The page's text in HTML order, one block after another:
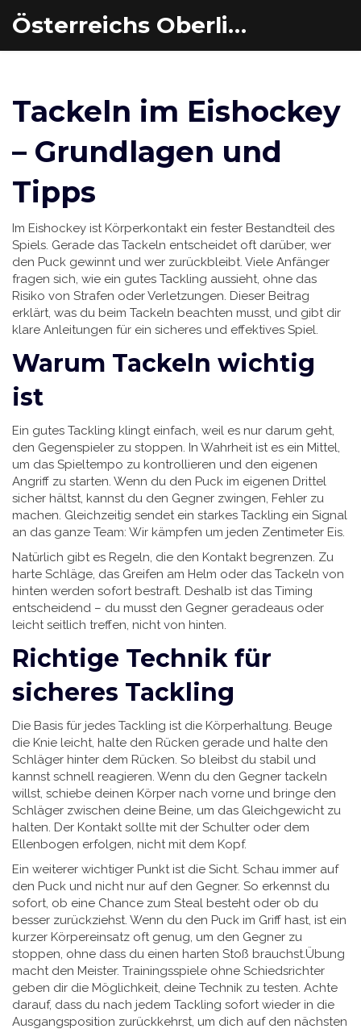
Österreichs Oberliga Eishockey
Tackeln im Eishockey
– Grundlagen und
Tipps
Im Eishockey ist Körperkontakt ein fester Bestandteil des
Spiels. Gerade das Tackeln entscheidet oft darüber, wer
den Puck gewinnt und wer zurückbleibt. Viele Anfänger
fragen sich, wie ein gutes Tackling aussieht, ohne das
Risiko von Strafen oder Verletzungen. Dieser Beitrag
erklärt, was du beim Tackeln beachten musst, und gibt dir
klare Anleitungen für ein sicheres und effektives Spiel.
Warum Tackeln wichtig
ist
Ein gutes Tackling klingt einfach, weil es nur darum geht,
den Gegenspieler zu stoppen. In Wahrheit ist es ein Mittel,
um das Spieltempo zu kontrollieren und den eigenen
Angriff zu starten. Wenn du den Puck im eigenen Drittel
sicher hältst, kannst du den Gegner zwingen, Fehler zu
machen. Gleichzeitig sendet ein starkes Tackling ein Signal
an das ganze Team: Wir kämpfen um jeden Zentimeter Eis.
Natürlich gibt es Regeln, die den Kontakt begrenzen. Zu
harte Schläge, das Greifen am Helm oder das Tackeln von
hinten werden sofort bestraft. Deshalb ist das Timing
entscheidend – du musst den Gegner geradeaus oder
leicht seitlich treffen, nicht von hinten.
Richtige Technik für
sicheres Tackling
Die Basis für jedes Tackling ist die Körperhaltung. Beuge
die Knie leicht, halte den Rücken gerade und halte den
Schläger hinter dem Rücken. So bleibst du stabil und
kannst schnell reagieren. Wenn du den Gegner tackeln
willst, schiebe deinen Körper nach vorne und bringe den
Schläger zwischen deine Beine, um das Gleichgewicht zu
halten. Der Kontakt sollte mit der Schulter oder dem
Ellenbogen erfolgen, nicht mit dem Kopf.
Ein weiterer wichtiger Punkt ist die Sicht. Schau immer auf
den Puck und nicht nur auf den Gegner. So erkennst du
sofort, ob eine Chance zum Steal besteht oder ob du
besser zurückziehst. Wenn du den Puck im Griff hast, ist ein
kurzer Körpereinsatz oft genug, um den Gegner zu
stoppen, ohne dass du einen harten Stoß brauchst.Übung
macht den Meister. Trainingsspiele ohne Schiedsrichter
geben dir die Möglichkeit, deine Technik zu testen. Achte
darauf, dass du nach jedem Tackling sofort wieder in die
Ausgangsposition zurückkehrst, um dich auf den nächsten